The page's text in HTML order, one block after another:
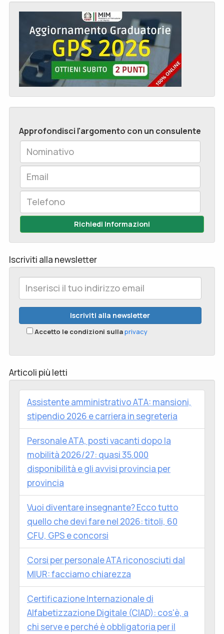
Approfondisci l'argomento con un consulente
Richiedi Informazioni
Iscriviti alla newsletter
Accetto le condizioni sullaprivacy
Articoli più letti
Assistente amministrativo ATA: mansioni,
stipendio 2026 e carriera in segreteria
Personale ATA, posti vacanti dopo la
mobilità 2026/27: quasi 35.000
disponibilità e gli avvisi provincia per
provincia
Vuoi diventare insegnante? Ecco tutto
quello che devi fare nel 2026: titoli, 60
CFU, GPS e concorsi
Corsi per personale ATA riconosciuti dal
MIUR: facciamo chiarezza
Certificazione Internazionale di
Alfabetizzazione Digitale (CIAD): cos'è, a
chi serve e perché è obbligatoria per il